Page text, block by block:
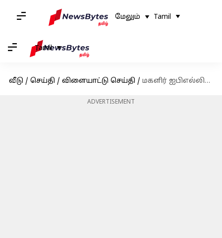
மேலும் Tamil
Tamil
வீடு / செய்தி / விளையாட்டு செய்தி / மகளிர் ஐபிஎல்லில் அதிகபட்ச தனிநபர் ஸ்கோர் : அலிசா ஹீலி சாதனை
ADVERTISEMENT